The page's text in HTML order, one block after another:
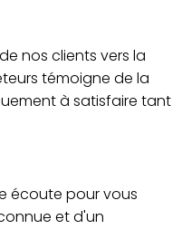
nos clients vers la
témoigne de la
à satisfaire tant
écoute pour vous
et d'un